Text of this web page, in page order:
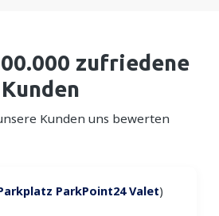
zufriedene
Kunden
Kunden uns bewerten
ParkPoint24 Valet)